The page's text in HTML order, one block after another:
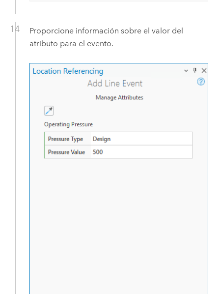
Proporcione información sobre el valor del
atributo para el evento.